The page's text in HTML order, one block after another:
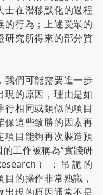
士在潛移默化的過程
的行為；上述受眾的
研究所得來的部分質
我們可能需要進一步
現的原因，理由是如
行相同或類似的項目
保這些致勝的因素再
項目能夠再次製造預
工作被稱為“實踐研
）；吊詭的
的操作非常熟識，
出現的原因通常不是